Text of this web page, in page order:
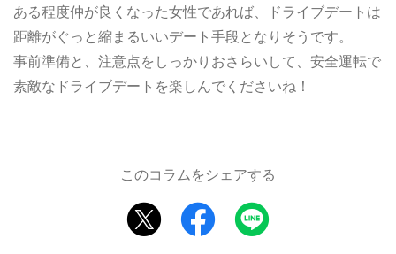
ある程度仲が良くなった女性であれば、ドライブデートは
距離がぐっと縮まるいいデート手段となりそうです。
事前準備と、注意点をしっかりおさらいして、安全運転で
素敵なドライブデートを楽しんでくださいね！
このコラムをシェアする